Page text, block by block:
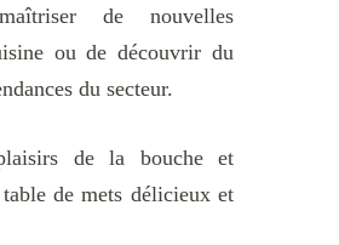
de nouvelles
ou de découvrir du
du secteur.
de la bouche et
de mets délicieux et